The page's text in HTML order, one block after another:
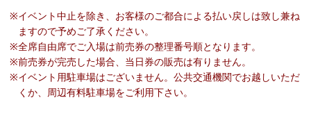
※イベント中止を除き、お客様のご都合による払い戻しは致し兼ね
ますので予めご了承ください。
※全席自由席でご入場は前売券の整理番号順となります。
※前売券が完売した場合、当日券の販売は有りません。
※イベント用駐車場はございません。公共交通機関でお越しいただ
くか、周辺有料駐車場をご利用下さい。